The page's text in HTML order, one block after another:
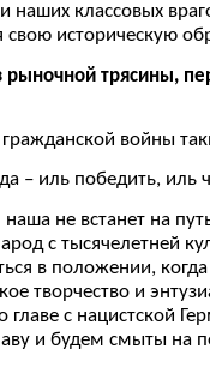
наших классовых
историческую
трясины,
войны
– иль победить, иль
не встанет на
с тысячелетней
в положении,
творчество и
главе с нацистской
и будем смыты на